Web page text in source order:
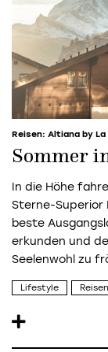
Reisen: Altiana by
Sommer
In die Höhe
Sterne-Superior
beste
erkunden und
Seelenwohl zu
Lifestyle Reisen